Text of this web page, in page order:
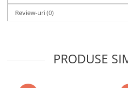
Culoare și Estetică
Finisaj și Funcționalitate
Review-uri(0)
PRODUSE